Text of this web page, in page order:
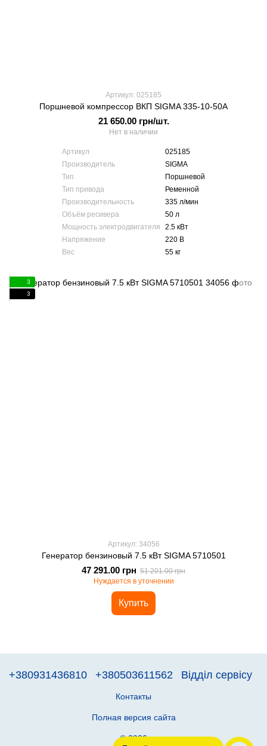
Артикул: 025185
Поршневой компрессор ВКП SIGMA 335-10-50А
21 650.00 грн/шт.
Нет в наличии
Артикул
025185
Производитель
SIGMA
Тип
Поршневой
Тип привода
Ременной
Производительность
335 л/мин
Объём ресивера
50 л
Мощность электродвигателя
2.5 кВт
Напряжение
220 В
Вес
55 кг
3
3
Артикул: 34056
Генератор бензиновый 7.5 кВт SIGMA 5710501
47 291.00 грн 51 201.00 грн
Нуждается в уточнении
Купить
+380931436810 +380503611562 Відділ сервісу
Контакты
Полная версия сайта
© 2026